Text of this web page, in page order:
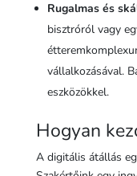
Rugalmas és
bisztróról vagy
vállalkozásával.
eszközökkel.
Hogyan
A digitális átállás